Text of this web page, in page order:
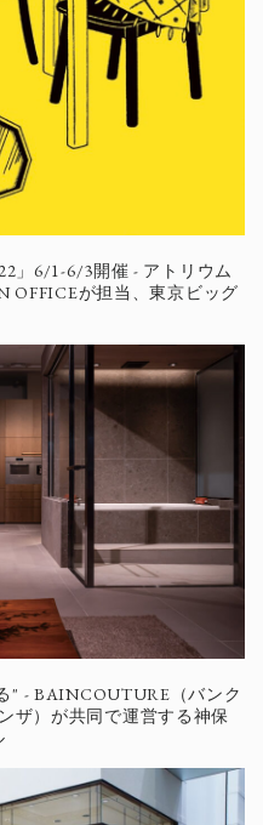
」6/1-6/3開催 - アトリウム
OFFICEが担当、東京ビッグ
" - BAINCOUTURE（バンク
ザ）が共同で運営する神保